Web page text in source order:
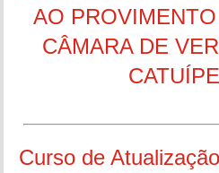
AO
CÂMARA DE
Curso de